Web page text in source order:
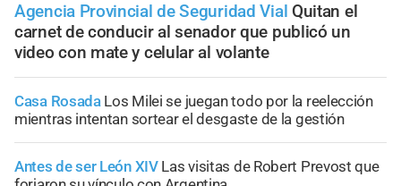
Agencia Provincial de Seguridad Vial Quitan el
carnet de conducir al senador que publicó un
video con mate y celular al volante
Casa Rosada Los Milei se juegan todo por la reelección
mientras intentan sortear el desgaste de la gestión
Antes de ser León XIV Las visitas de Robert Prevost que